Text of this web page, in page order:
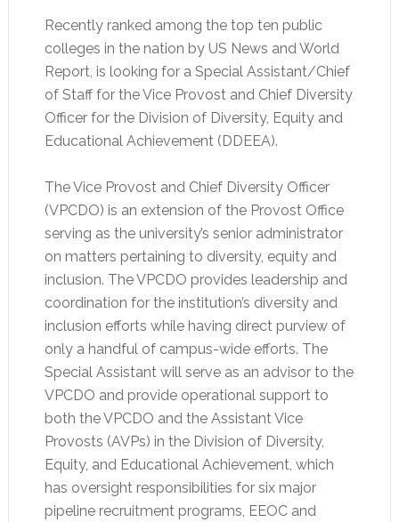
Recently ranked among the top ten public
colleges in the nation by US News and World
Report, is looking for a Special Assistant/Chief
of Staff for the Vice Provost and Chief Diversity
Officer for the Division of Diversity, Equity and
Educational Achievement (DDEEA).
The Vice Provost and Chief Diversity Officer
(VPCDO) is an extension of the Provost Office
serving as the university’s senior administrator
on matters pertaining to diversity, equity and
inclusion. The VPCDO provides leadership and
coordination for the institution’s diversity and
inclusion efforts while having direct purview of
only a handful of campus-wide efforts. The
Special Assistant will serve as an advisor to the
VPCDO and provide operational support to
both the VPCDO and the Assistant Vice
Provosts (AVPs) in the Division of Diversity,
Equity, and Educational Achievement, which
has oversight responsibilities for six major
pipeline recruitment programs, EEOC and